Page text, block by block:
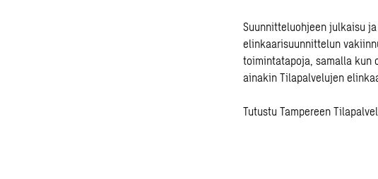
Suunnitteluohjeen julkaisu
elinkaarisuunnittelun
toimintatapoja, samalla kun
ainakin Tilapalvelujen
Tutustu Tampereen